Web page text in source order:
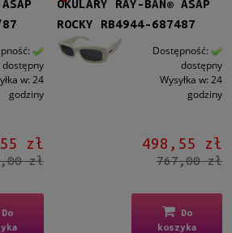
dostępny
w: 24
godziny
zł
zł
Do
OKULARY RAY-BAN® ASAP
ROCKY RB4944-687487
Dostępność:
dostępny
Wysyłka w: 24
godziny
498,55 zł
767,00 zł
Do
koszyka